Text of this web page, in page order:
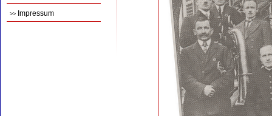
>> Impressum